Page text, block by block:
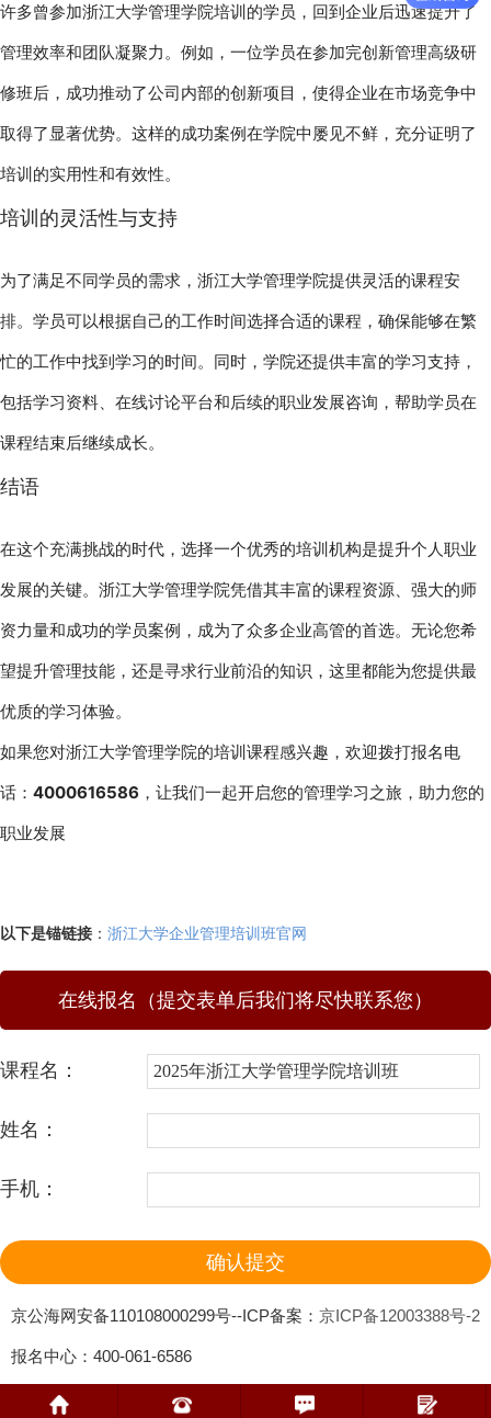
许多曾参加浙江大学管理学院培训的学员，回到企业后迅速提升了
管理效率和团队凝聚力。例如，一位学员在参加完创新管理高级研
修班后，成功推动了公司内部的创新项目，使得企业在市场竞争中
取得了显著优势。这样的成功案例在学院中屡见不鲜，充分证明了
培训的实用性和有效性。
培训的灵活性与支持
为了满足不同学员的需求，浙江大学管理学院提供灵活的课程安
排。学员可以根据自己的工作时间选择合适的课程，确保能够在繁
忙的工作中找到学习的时间。同时，学院还提供丰富的学习支持，
包括学习资料、在线讨论平台和后续的职业发展咨询，帮助学员在
课程结束后继续成长。
结语
在这个充满挑战的时代，选择一个优秀的培训机构是提升个人职业
发展的关键。浙江大学管理学院凭借其丰富的课程资源、强大的师
资力量和成功的学员案例，成为了众多企业高管的首选。无论您希
望提升管理技能，还是寻求行业前沿的知识，这里都能为您提供最
优质的学习体验。
如果您对浙江大学管理学院的培训课程感兴趣，欢迎拨打报名电
话： 4000616586 ，让我们一起开启您的管理学习之旅，助力您的
职业发展
以下是锚链接 ： 浙江大学企业管理培训班官网
在线报名（提交表单后我们将尽快联系您）
课程名：
姓名：
手机：
京公海网安备110108000299号--ICP备案： 京ICP备12003388号-2
报名中心：400-061-6586